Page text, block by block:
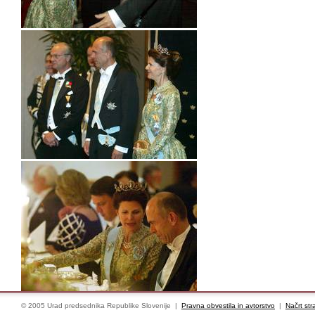
© 2005 Urad predsednika Republike Slovenije | Pravna obvestila in avtorstvo | Načrt